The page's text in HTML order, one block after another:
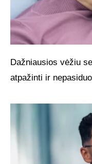
Dažniausios vėžiu
atpažinti ir